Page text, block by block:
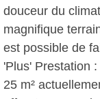
douceur du
magnifique
est possible de
'Plus' Prestation
25 m²